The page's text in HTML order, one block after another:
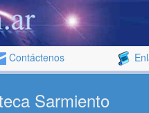
Contáctenos
Sarmiento